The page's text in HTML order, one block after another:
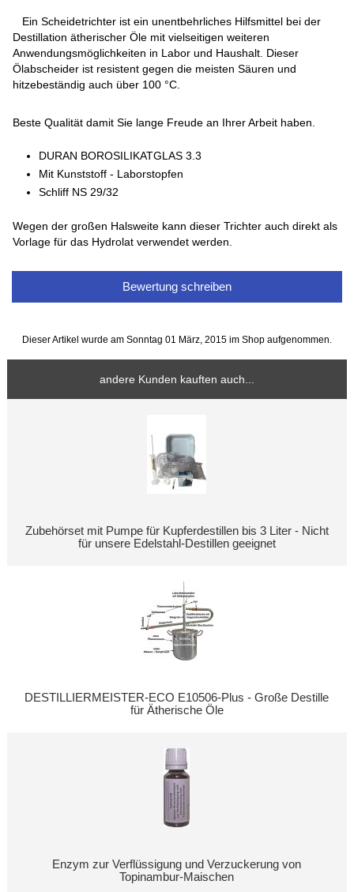
Ein Scheidetrichter ist ein unentbehrliches Hilfsmittel bei der
Destillation ätherischer Öle mit vielseitigen weiteren
Anwendungsmöglichkeiten in Labor und Haushalt. Dieser
Ölabscheider ist resistent gegen die meisten Säuren und
hitzebeständig auch über 100 °C.
Beste Qualität damit Sie lange Freude an Ihrer Arbeit haben.
DURAN BOROSILIKATGLAS 3.3
Mit Kunststoff - Laborstopfen
Schliff NS 29/32
Wegen der großen Halsweite kann dieser Trichter auch direkt als
Vorlage für das Hydrolat verwendet werden.
Bewertung schreiben
Dieser Artikel wurde am Sonntag 01 März, 2015 im Shop aufgenommen.
andere Kunden kauften auch...
Zubehörset mit Pumpe für Kupferdestillen bis 3 Liter - Nicht
für unsere Edelstahl-Destillen geeignet
DESTILLIERMEISTER-ECO E10506-Plus - Große Destille
für Ätherische Öle
Enzym zur Verflüssigung und Verzuckerung von
Topinambur-Maischen